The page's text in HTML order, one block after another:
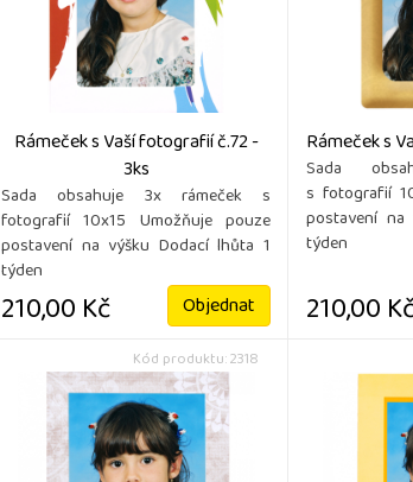
Rámeček s Vaší fotografií č.72 -
3ks
Sada obsahuje 3x rámeček s
fotografií 10x15 Umožňuje pouze
postavení na výšku Dodací lhůta 1
týden
210,00 Kč Objednat
Rámeček s
Sada
s fotografií
postavení
týden
210,00
Kód produktu: 2318